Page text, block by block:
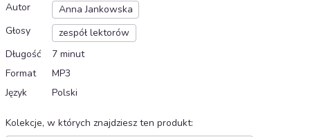
Autor
Anna Jankowska
Głosy
zespół lektorów
Długość
7 minut
Format
MP3
Język
Polski
Kolekcje, w których znajdziesz ten produkt: